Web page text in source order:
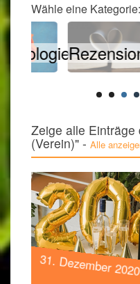
Wähle eine Kategorie:
Rezensionen
Zeige alle
(Verein)" - Alle
31. Dezember